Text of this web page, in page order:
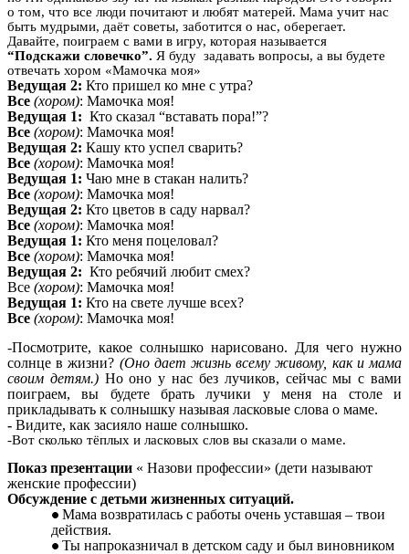
о том, что все люди почитают и любят матерей. Мама учит нас
быть мудрыми, даёт советы, заботится о нас, оберегает.
Давайте, поиграем с вами в игру, которая называется
“Подскажи словечко”. Я буду задавать вопросы, а вы будете
отвечать хором «Мамочка моя»
Ведущая 2: Кто пришел ко мне с утра?
Все (хором): Мамочка моя!
Ведущая 1: Кто сказал “вставать пора!”?
Все (хором): Мамочка моя!
Ведущая 2: Кашу кто успел сварить?
Все (хором): Мамочка моя!
Ведущая 1: Чаю мне в стакан налить?
Все (хором): Мамочка моя!
Ведущая 2: Кто цветов в саду нарвал?
Все (хором): Мамочка моя!
Ведущая 1: Кто меня поцеловал?
Все (хором): Мамочка моя!
Ведущая 2: Кто ребячий любит смех?
Все (хором): Мамочка моя!
Ведущая 1: Кто на свете лучше всех?
Все (хором): Мамочка моя!
-Посмотрите, какое солнышко нарисовано. Для чего нужно
солнце в жизни? (Оно дает жизнь всему живому, как и мама
своим детям.) Но оно у нас без лучиков, сейчас мы с вами
поиграем, вы будете брать лучики у меня на столе и
прикладывать к солнышку называя ласковые слова о маме.
- Видите, как засияло наше солнышко.
-Вот сколько тёплых и ласковых слов вы сказали о маме.
Показ презентации « Назови профессии» (дети называют
женские профессии)
Обсуждение с детьми жизненных ситуаций.
Мама возвратилась с работы очень уставшая – твои
действия.
Ты напроказничал в детском саду и был виновником